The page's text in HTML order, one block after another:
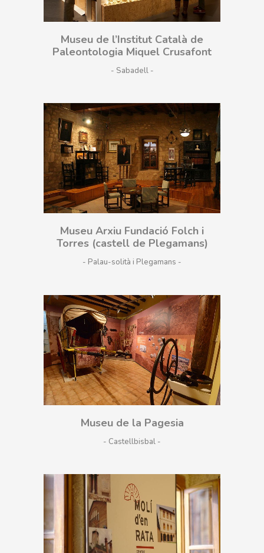
Museu de l’Institut Català de
Paleontologia Miquel Crusafont
- Sabadell
Museu Arxiu Fundació Folch i
Torres (castell de Plegamans)
- Palau-solità i Plegamans
Museu de la Pagesia
- Castellbisbal